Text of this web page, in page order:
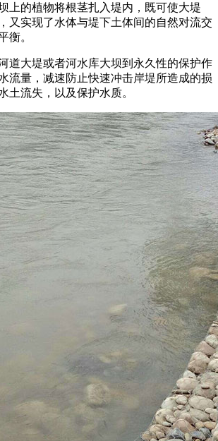
上的植物将根茎扎入堤内，既可使大堤
又实现了水体与堤下土体间的自然对流交
衡。
道大堤或者河水库大坝到永久性的保护作
流量，减速防止快速冲击岸堤所造成的损
土流失，以及保护水质。